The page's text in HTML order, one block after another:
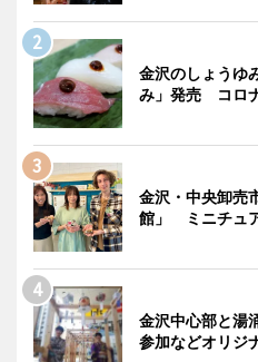
金沢のしょうゆ
み」発売 コロ
金沢・中央卸売
館」 ミニチュ
金沢中心部と湯
参加などオリジ